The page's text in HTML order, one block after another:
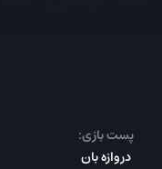
پست بازی:
دروازه بان